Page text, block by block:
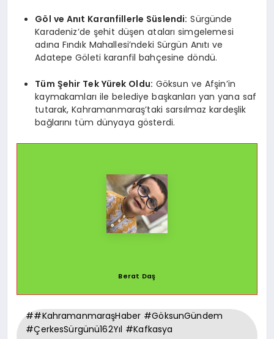
Göl ve Anıt Karanfillerle Süslendi: Sürgünde
Karadeniz’de şehit düşen ataları simgelemesi
adına Fındık Mahallesi’ndeki Sürgün Anıtı ve
Adatepe Göleti karanfil bahçesine döndü.
Tüm Şehir Tek Yürek Oldu: Göksun ve Afşin’in
kaymakamları ile belediye başkanları yan yana saf
tutarak, Kahramanmaraş’taki sarsılmaz kardeşlik
bağlarını tüm dünyaya gösterdi.
Berat Daş
##KahramanmaraşHaber #GöksunGündem
#ÇerkesSürgünü162Yıl #Kafkasya